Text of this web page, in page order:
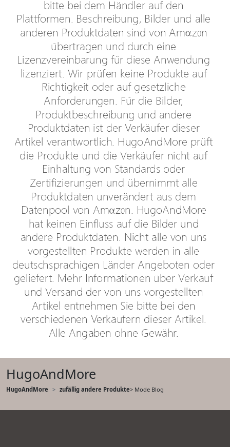
HugoAndMore
HugoAndMore zufällig andere Produkte> Mode Blog